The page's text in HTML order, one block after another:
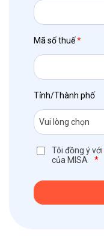
Mã số thuế*
Tỉnh/Thành phố
Tôi đồng ý với
của MISA
*